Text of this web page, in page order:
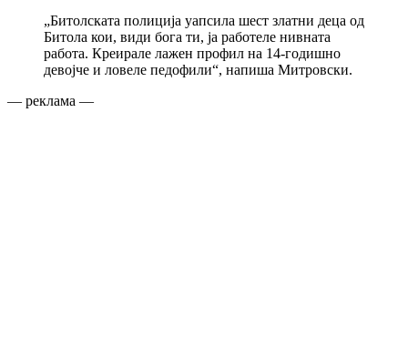
„Битолската полиција уапсила шест златни деца од
Битола кои, види бога ти, ја работеле нивната
работа. Креирале лажен профил на 14-годишно
девојче и ловеле педофили“, напиша Митровски.
— реклама —